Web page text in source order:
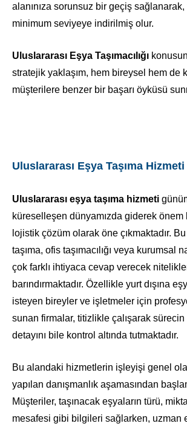
alanınıza sorunsuz bir geçiş sağlanarak,
minimum seviyeye indirilmiş olur.
Uluslararası Eşya Taşımacılığı
stratejik yaklaşım, hem bireysel hem de
müşterilere benzer bir başarı öyküsü
Uluslararası Eşya Taşıma Hizmeti
Uluslararası eşya taşıma hizmeti
küreselleşen dünyamızda giderek önem
lojistik çözüm olarak öne çıkmaktadır.
taşıma, ofis taşımacılığı veya kurumsal
çok farklı ihtiyaca cevap verecek
barındırmaktadır. Özellikle yurt dışına
isteyen bireyler ve işletmeler için
sunan firmalar, titizlikle çalışarak
detayını bile kontrol altında tutmaktadır.
Bu alandaki hizmetlerin işleyişi genel
yapılan danışmanlık aşamasından
Müşteriler, taşınacak eşyaların türü,
mesafesi gibi bilgileri sağlarken, uzman